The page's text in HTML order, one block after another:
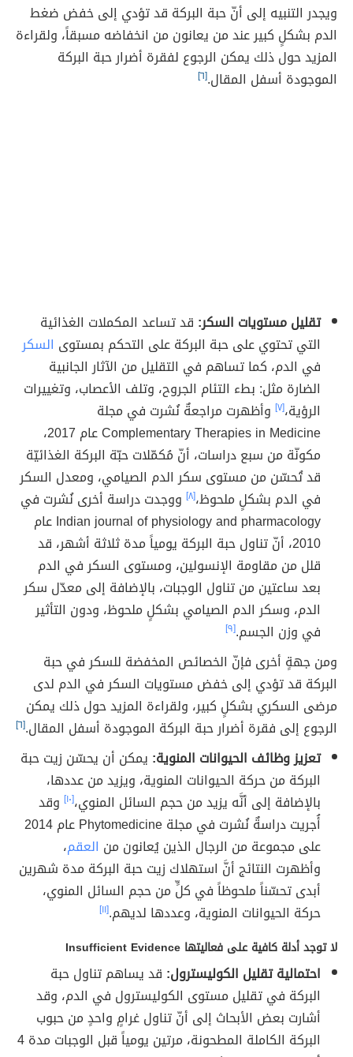
ويجدر التنبيه إلى أنّ حبة البركة قد تؤدي إلى خفض ضغط
الدم بشكلٍ كبير عند من يعانون من انخفاضه مسبقاً، ولقراءة
المزيد حول ذلك يمكن الرجوع لفقرة أضرار حبة البركة
الموجودة أسفل المقال.[٦]
تقليل مستويات السكر: قد تساعد المكملات الغذائية
التي تحتوي على حبة البركة على التحكم بمستوى السكر
في الدم، كما تساهم في التقليل من الآثار الجانبية
الضارة مثل: بطء التئام الجروح، وتلف الأعصاب، وتغييرات
الرؤية،[٧] وأظهرت مراجعةٌ نُشرت في مجلة
Complementary Therapies in Medicine عام 2017،
مكونّة من سبع دراسات، أنّ مُكمّلات حبّة البركة الغذائيّة
قد تُحسّن من مستوى سكر الدم الصيامي، ومعدل السكر
في الدم بشكلٍ ملحوظ،[٨] ووجدت دراسة أخرى نُشرت في
Indian journal of physiology and pharmacology عام
2010، أنّ تناول حبة البركة يومياً مدة ثلاثة أشهر، قد
قلل من مقاومة الإنسولين، ومستوى السكر في الدم
بعد ساعتين من تناول الوجبات، بالإضافة إلى معدّل سكر
الدم، وسكر الدم الصيامي بشكلٍ ملحوظ، ودون التأثير
في وزن الجسم.[٩]
ومن جهةٍ أخرى فإنّ الخصائص المخفضة للسكر في حبة
البركة قد تؤدي إلى خفض مستويات السكر في الدم لدى
مرضى السكري بشكلٍ كبير، ولقراءة المزيد حول ذلك يمكن
الرجوع إلى فقرة أضرار حبة البركة الموجودة أسفل المقال.[٦]
تعزيز وظائف الحيوانات المنوية: يمكن أن يحسّن زيت حبة
البركة من حركة الحيوانات المنوية، ويزيد من عددها،
بالإضافة إلى أنَّه يزيد من حجم السائل المنوي،[١٠] وقد
أُجريت دراسةٌ نُشرت في مجلة Phytomedicine عام 2014
على مجموعة من الرجال الذين يُعانون من العقم،
وأظهرت النتائج أنَّ استهلاك زيت حبة البركة مدة شهرين
أبدى تحسّناً ملحوظاً في كلٍّ من حجم السائل المنوي،
حركة الحيوانات المنوية، وعددها لديهم.[١١]
لا توجد أدلة كافية على فعاليتها Insufficient Evidence
احتمالية تقليل الكوليسترول: قد يساهم تناول حبة
البركة في تقليل مستوى الكوليسترول في الدم، وقد
أشارت بعض الأبحاث إلى أنّ تناول غرامٍ واحدٍ من حبوب
البركة الكاملة المطحونة، مرتين يومياً قبل الوجبات مدة 4